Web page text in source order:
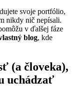
svoje portfólio,
nikdy nič nepísali.
v ďalšej fáze
blog, kde
(a človeka),
uchádzať